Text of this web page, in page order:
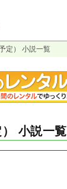
定） 小説一覧
小説一覧